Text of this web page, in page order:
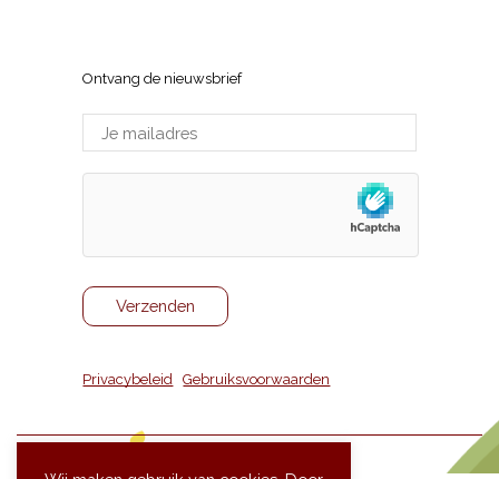
Ontvang de nieuwsbrief
Privacybeleid |Gebruiksvoorwaarden